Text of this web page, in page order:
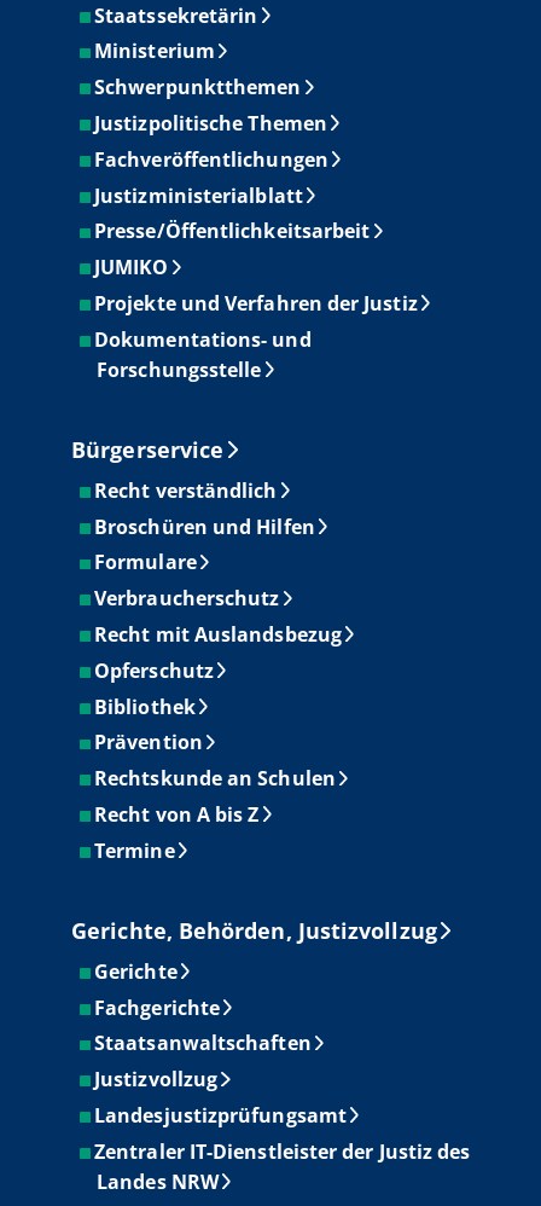
Staatssekretärin
Ministerium
Schwerpunktthemen
Justizpolitische Themen
Fachveröffentlichungen
Justizministerialblatt
Presse/Öffentlichkeitsarbeit
JUMIKO
Projekte und Verfahren der Justiz
Dokumentations- und
Forschungsstelle
Bürgerservice
Recht verständlich
Broschüren und Hilfen
Formulare
Verbraucherschutz
Recht mit Auslandsbezug
Opferschutz
Bibliothek
Prävention
Rechtskunde an Schulen
Recht von A bis Z
Termine
Gerichte, Behörden, Justizvollzug
Gerichte
Fachgerichte
Staatsanwaltschaften
Justizvollzug
Landesjustizprüfungsamt
Zentraler IT-Dienstleister der Justiz des
Landes NRW